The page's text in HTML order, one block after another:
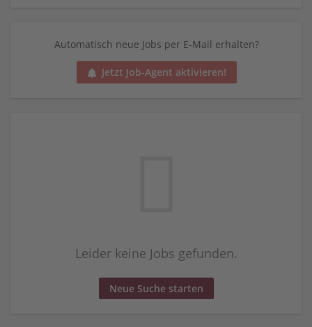
Automatisch neue Jobs per E-Mail erhalten?
Jetzt Job-Agent aktivieren!
Leider keine Jobs gefunden.
Neue Suche starten